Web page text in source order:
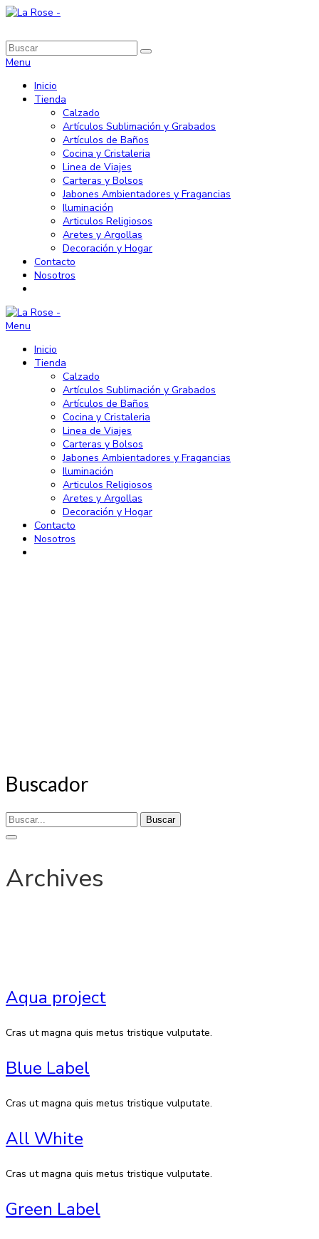
Menu
Inicio
Tienda
Calzado
Artículos Sublimación y Grabados
Artículos de Baños
Cocina y Cristaleria
Linea de Viajes
Carteras y Bolsos
Jabones Ambientadores y Fragancias
Iluminación
Articulos Religiosos
Aretes y Argollas
Decoración y Hogar
Contacto
Nosotros
Menu
Inicio
Tienda
Calzado
Artículos Sublimación y Grabados
Artículos de Baños
Cocina y Cristaleria
Linea de Viajes
Carteras y Bolsos
Jabones Ambientadores y Fragancias
Iluminación
Articulos Religiosos
Aretes y Argollas
Decoración y Hogar
Contacto
Nosotros
Buscador
Buscar
Archives
Aqua project
Cras ut magna quis metus tristique vulputate.
Blue Label
Cras ut magna quis metus tristique vulputate.
All White
Cras ut magna quis metus tristique vulputate.
Green Label